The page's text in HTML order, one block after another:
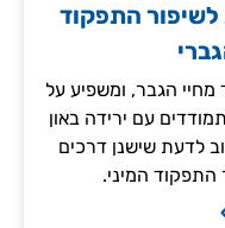
לשיפור התפקוד
הגבר, ומשפיע על
עם ירידה באון
לדעת שישנן דרכים
התפקוד המיני.